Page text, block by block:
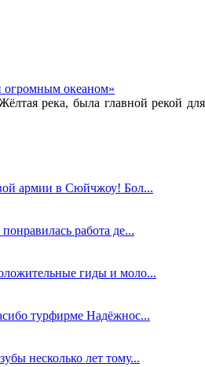
океаном»
река, была главной рекой
армии в Сюйчжоу! Бол...
работа де...
гиды и моло...
турфирме Надёжнос...
несколько лет тому...